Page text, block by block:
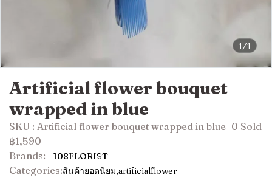
1/1
Artificial flower bouquet
wrapped in blue
SKU : Artificial flower bouquet wrapped in blue 0 Sold
฿1,590
Brands:
108FLORIST
Categories:สินค้ายอดนิยม,artificialflower